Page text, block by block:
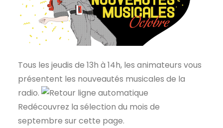
Tous les jeudis de 13h à 14h, les animateurs vous
présentent les nouveautés musicales de la
radio.
Redécouvrez la sélection du mois de
septembre sur cette page.